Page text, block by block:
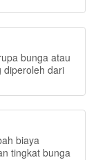
bunga atau
diperoleh dari
biaya
tingkat bunga